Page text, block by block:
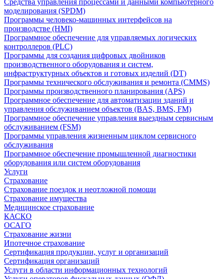
Средства управления процессами и данными компьютерного
моделирования (SPDM)
Программы человеко-машинных интерфейсов на
производстве (HMI)
Программное обеспечение для управляемых логических
контроллеров (PLC)
Программы для создания цифровых двойников
производственного оборудования и систем,
инфраструктурных объектов и готовых изделий (DT)
Программы технического обслуживания и ремонта (CMMS)
Программы производственного планирования (APS)
Программное обеспечение для автоматизации зданий и
управления обслуживанием объектов (BAS, BMS, FM)
Программное обеспечение управления выездным сервисным
обслуживанием (FSM)
Программы управления жизненным циклом сервисного
обслуживания
Программное обеспечение промышленной диагностики
оборудования или систем оборудования
Услуги
Страхование
Страхование поездок и неотложной помощи
Страхование имущества
Медицинское страхование
КАСКО
ОСАГО
Страхование жизни
Ипотечное страхование
Сертификация продукции, услуг и организаций
Сертификация организаций
Услуги в области информационных технологий